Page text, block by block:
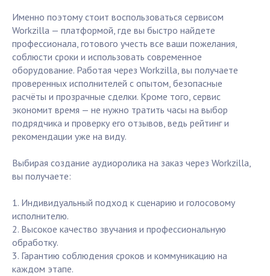
Именно поэтому стоит воспользоваться сервисом
Workzilla — платформой, где вы быстро найдете
профессионала, готового учесть все ваши пожелания,
соблюсти сроки и использовать современное
оборудование. Работая через Workzilla, вы получаете
проверенных исполнителей с опытом, безопасные
расчёты и прозрачные сделки. Кроме того, сервис
экономит время — не нужно тратить часы на выбор
подрядчика и проверку его отзывов, ведь рейтинг и
рекомендации уже на виду.
Выбирая создание аудиоролика на заказ через Workzilla,
вы получаете:
1. Индивидуальный подход к сценарию и голосовому
исполнителю.
2. Высокое качество звучания и профессиональную
обработку.
3. Гарантию соблюдения сроков и коммуникацию на
каждом этапе.